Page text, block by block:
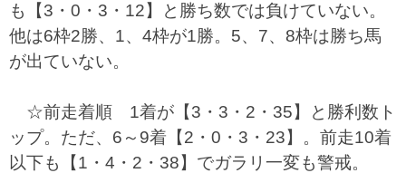
も【3・0・3・12】と勝ち数では負けていない。
他は6枠2勝、1、4枠が1勝。5、7、8枠は勝ち馬
が出ていない。
☆前走着順 1着が【3・3・2・35】と勝利数ト
ップ。ただ、6～9着【2・0・3・23】。前走10着
以下も【1・4・2・38】でガラリ一変も警戒。